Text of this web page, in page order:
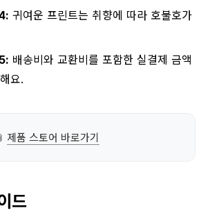
귀여운 프린트는 취향에 따라 호불호가
배송비와 교환비를 포함한 실결제 금액
요.
제품 스토어 바로가기
드